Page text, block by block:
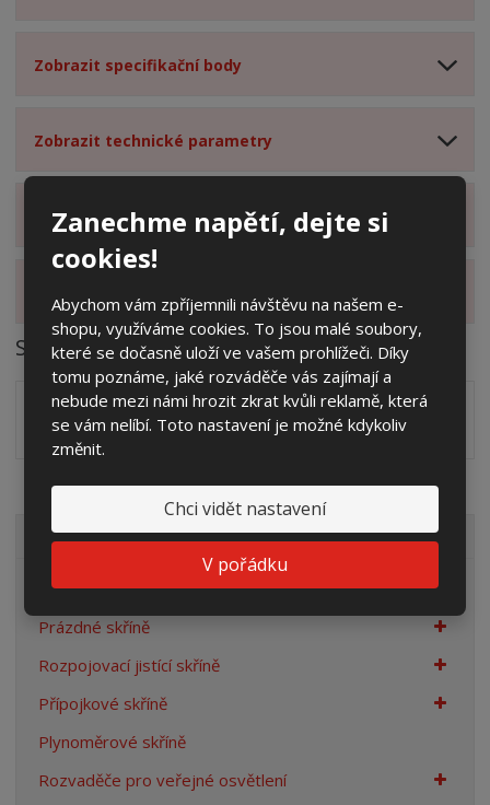
Zanechme napětí, dejte si
cookies!
Abychom vám zpříjemnili návštěvu na našem e-
shopu, využíváme cookies. To jsou malé soubory,
které se dočasně uloží ve vašem prohlížeči. Díky
tomu poznáme, jaké rozváděče vás zajímají a
nebude mezi námi hrozit zkrat kvůli reklamě, která
se vám nelíbí. Toto nastavení je možné kdykoliv
změnit.
Chci vidět nastavení
V pořádku
Zobrazit specifikační body
Zobrazit technické parametry
Zobrazit hodnocení produktu
Zobrazit alternativní produkty
Soubory ke stažení
Zakótovaný nákres skříně systému 3D včetně rozložení
zálisků ve formátu PDFpdf (60.24 Kb)
VŠECHNY KATEGORIE
Elektroměrové rozvaděče
Prázdné skříně
Rozpojovací jistící skříně
Přípojkové skříně
Plynoměrové skříně
Rozvaděče pro veřejné osvětlení